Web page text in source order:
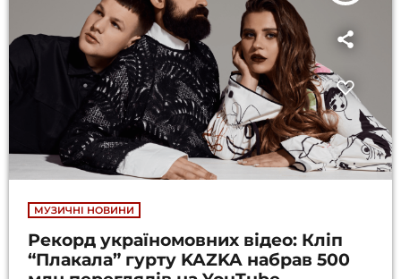
МУЗИЧНІ НОВИНИ
Рекорд україномовних відео: Кліп
“Плакала” гурту KAZKA набрав 500